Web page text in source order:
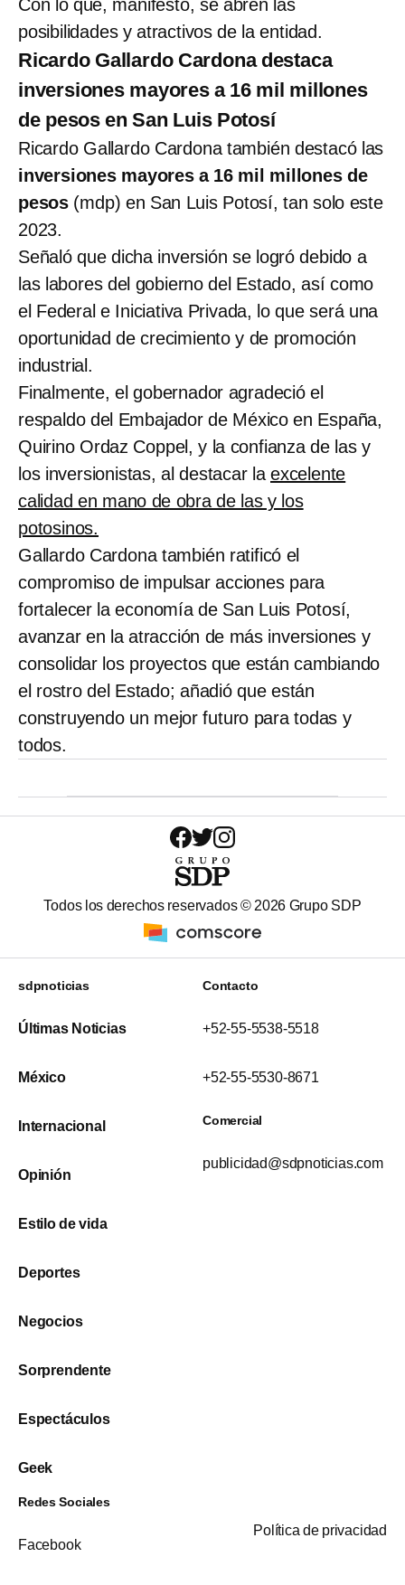
Con lo que, manifestó, se abren las
posibilidades y atractivos de la entidad.
Ricardo Gallardo Cardona destaca
inversiones mayores a 16 mil millones
de pesos en San Luis Potosí
Ricardo Gallardo Cardona también destacó las
inversiones mayores a 16 mil millones de
pesos (mdp) en San Luis Potosí, tan solo este
2023.
Señaló que dicha inversión se logró debido a
las labores del gobierno del Estado, así como
el Federal e Iniciativa Privada, lo que será una
oportunidad de crecimiento y de promoción
industrial.
Finalmente, el gobernador agradeció el
respaldo del Embajador de México en España,
Quirino Ordaz Coppel, y la confianza de las y
los inversionistas, al destacar laexcelente
calidad en mano de obra de las y los
potosinos.
Gallardo Cardona también ratificó el
compromiso de impulsar acciones para
fortalecer la economía de San Luis Potosí,
avanzar en la atracción de más inversiones y
consolidar los proyectos que están cambiando
el rostro del Estado; añadió que están
construyendo un mejor futuro para todas y
todos.
Todos los derechos reservados © 2026 Grupo SDP
sdpnoticias
Últimas Noticias
México
Internacional
Opinión
Estilo de vida
Deportes
Negocios
Sorprendente
Espectáculos
Geek
Contacto
+52-55-5538-5518
+52-55-5530-8671
Comercial
publicidad@sdpnoticias.com
Redes Sociales
Facebook
Política de privacidad